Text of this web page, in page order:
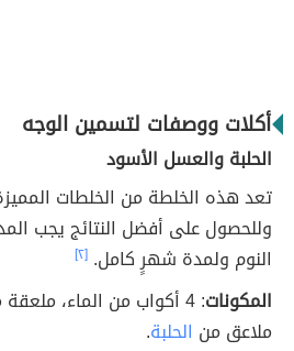
أكلات ووصفات لتسمين الوجه
الحلبة والعسل الأسود
تعد هذه الخلطة من الخلطات
وللحصول على أفضل النتائج يجب
النوم ولمدة شهرٍ كامل. [٢]
المكونات
ملاعق من الحلبة.